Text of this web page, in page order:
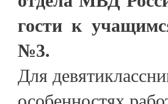
гости к
№3.
Для